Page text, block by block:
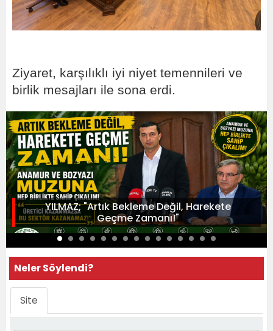
Ziyaret, karşılıklı iyi niyet temennileri ve
birlik mesajları ile sona erdi.
YILMAZ; "Artık Bekleme Değil, Harekete
Geçme Zamanı!"
Neler Söylendi?
Site